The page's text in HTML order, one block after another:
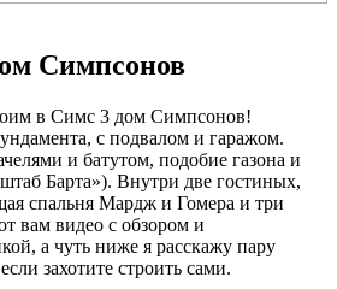
Симпсонов
в Симс 3 дом Симпсонов!
с подвалом и гаражом.
и батутом, подобие газона и
Барта»). Внутри две гостиных,
спальня Мардж и Гомера и три
вам видео с обзором и
а чуть ниже я расскажу пару
захотите строить сами.